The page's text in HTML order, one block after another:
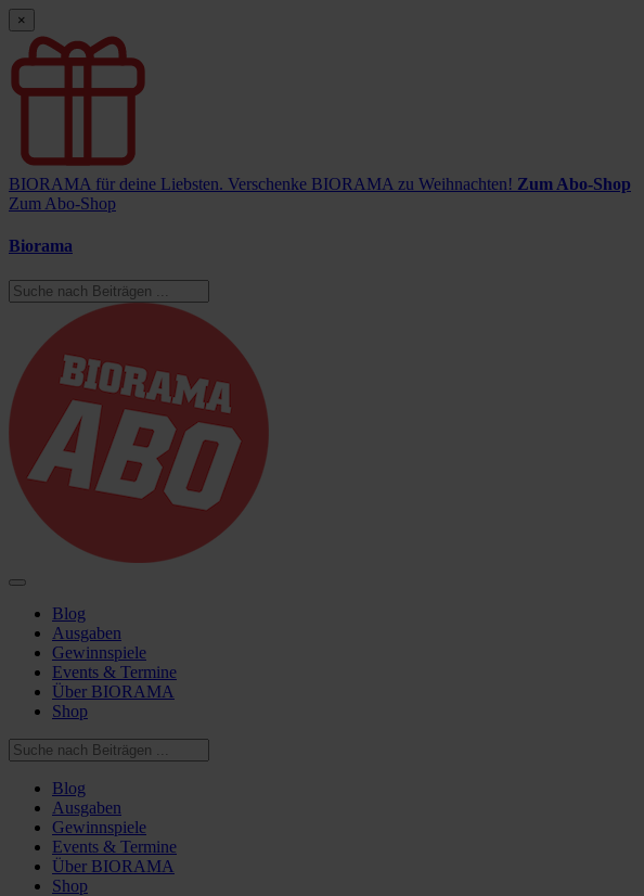
×
BIORAMA für deine Liebsten. Verschenke BIORAMA zu Weihnachten! Zum Abo-Shop
Zum Abo-Shop
Biorama
Blog
Ausgaben
Gewinnspiele
Events & Termine
Über BIORAMA
Shop
Blog
Ausgaben
Gewinnspiele
Events & Termine
Über BIORAMA
Shop